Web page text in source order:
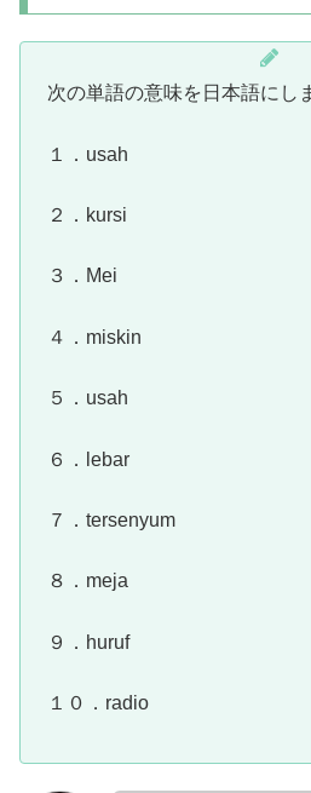
次の単語の意味を日本語にし
１．usah
２．kursi
３．Mei
４．miskin
５．usah
６．lebar
７．tersenyum
８．meja
９．huruf
１０．radio